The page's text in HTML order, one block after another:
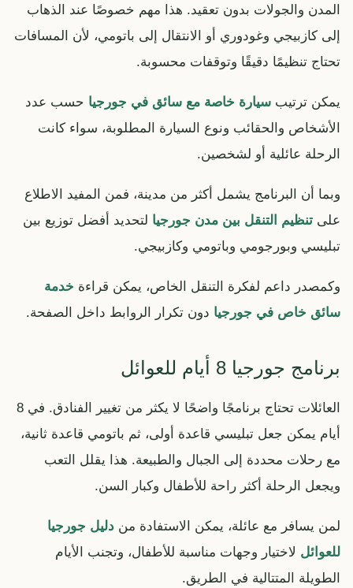
المدن والجولات بدون تعقيد. هذا مهم خصوصًا عند الذهاب
إلى كازبيجي وغودوري أو الانتقال إلى باتومي، لأن المسافات
تحتاج تنظيمًا دقيقًا وتوقفات محسوبة.
يمكن ترتيب سيارة خاصة مع سائق في جورجيا حسب عدد
الأشخاص والحقائب ونوع السيارة المطلوبة، سواء كانت
الرحلة عائلية أو لشخصين.
وبما أن البرنامج يشمل أكثر من مدينة، فمن المفيد الاطلاع
على تنظيم التنقل بين مدن جورجيا لتحديد أفضل توزيع بين
تبليسي وبورجومي وباتومي وكازبيجي.
وكمصدر داعم لفكرة التنقل الخاص، يمكن قراءة خدمة
سائق خاص في جورجيا دون تكرار الروابط داخل الصفحة.
برنامج جورجيا 8 أيام للعوائل
العائلات تحتاج برنامجًا واضحًا لا يكثر من تغيير الفنادق. في 8
أيام يمكن جعل تبليسي قاعدة أولى، ثم باتومي قاعدة ثانية،
مع رحلات محددة إلى الجبال والطبيعة. هذا يقلل التعب
ويجعل الرحلة أكثر راحة للأطفال وكبار السن.
لمن يسافر مع عائلة، يمكن الاستفادة من دليل جورجيا
للعوائل لاختيار وجهات مناسبة للأطفال، وتجنب الأيام
الطويلة المتتالية في الطريق.